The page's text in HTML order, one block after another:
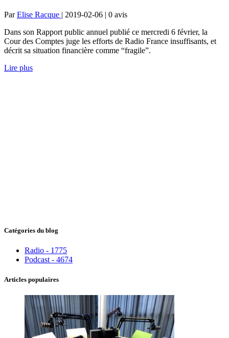
ParElise Racque | 2019-02-06 | 0 avis
Dans son Rapport public annuel publié ce mercredi 6 février, la
Cour des Comptes juge les efforts de Radio France insuffisants, et
décrit sa situation financière comme “fragile”.
Lire plus
Catégories du blog
Radio - 1775
Podcast - 4674
Articles populaires